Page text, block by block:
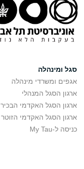
סגל ומינהלה
אגפים ומשרדי מינהלה
ארגון הסגל המנהלי
ארגון הסגל האקדמי הבכיר
ארגון הסגל האקדמי הזוטר
כניסה ל-My Tau